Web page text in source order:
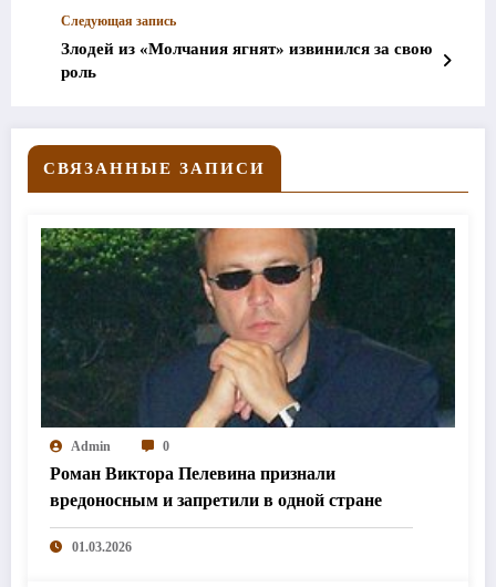
Следующая запись
Злодей из «Молчания ягнят» извинился за свою
роль
СВЯЗАННЫЕ ЗАПИСИ
Admin 0
Роман Виктора Пелевина признали
вредоносным и запретили в одной стране
01.03.2026